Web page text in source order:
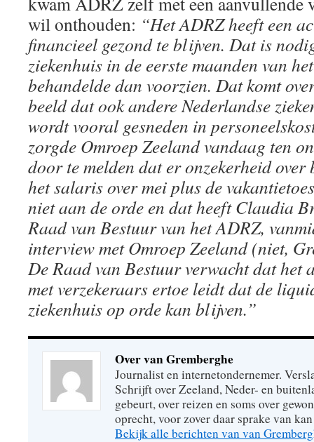
wil onthouden: “Het ADRZ heeft een
financieel gezond te blijven. Dat is
ziekenhuis in de eerste maanden van
behandelde dan voorzien. Dat komt
beeld dat ook andere Nederlandse
wordt vooral gesneden in
zorgde Omroep Zeeland vandaag ten
door te melden dat er onzekerheid over
het salaris over mei plus de
niet aan de orde en dat heeft Claudia
Raad van Bestuur van het ADRZ,
interview met Omroep Zeeland (niet,
De Raad van Bestuur verwacht dat het
met verzekeraars ertoe leidt dat de
ziekenhuis op orde kan blijven.”
Over van Gremberghe
Journalist en internetondernemer.
Schrijft over Zeeland, Neder- en
gebeurt, over reizen en soms over
oprecht, voor zover daar sprake van
Bekijk alle berichten van van